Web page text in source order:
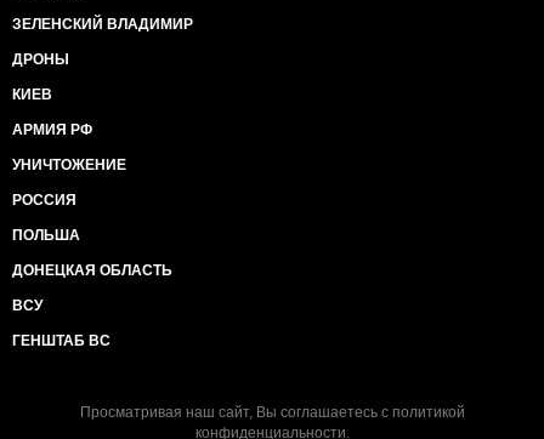
ЗЕЛЕНСКИЙ ВЛАДИМИР
ДРОНЫ
КИЕВ
АРМИЯ РФ
УНИЧТОЖЕНИЕ
РОССИЯ
ПОЛЬША
ДОНЕЦКАЯ ОБЛАСТЬ
ВСУ
ГЕНШТАБ ВС
Просматривая наш сайт, Вы соглашаетесь с политикой
конфиденциальности.